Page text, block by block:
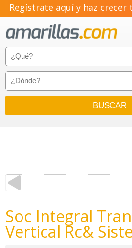
Regístrate aquí y haz crecer
Soc Integral
Vertical Rc&